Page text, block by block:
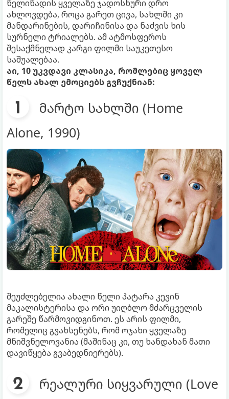
წელიწადის ყველაზე ჯადოსნური დრო
ახლოვდება, როცა გარეთ ცივა, სახლში კი
მანდარინების, დარიჩინისა და ნაძვის ხის
სურნელი ტრიალებს. ამ ატმოსფეროს
შესაქმნელად კარგი ფილმი საუკეთესო
საშუალებაა.
აი, 10 უკვდავი კლასიკა, რომლებიც ყოველ
წელს ახალ ემოციებს გვჩუქნიან:
მარტო სახლში (Home
Alone, 1990)
შეუძლებელია ახალი წელი პატარა კევინ
მაკალისტერისა და ორი უიღბლო მძარცველის
გარეშე წარმოვიდგინოთ. ეს არის ფილმი,
რომელიც გვახსენებს, რომ ოჯახი ყველაზე
მნიშვნელოვანია (მაშინაც კი, თუ ხანდახან მათი
დავიწყება გვაბედნიერებს).
რეალური სიყვარული (Love